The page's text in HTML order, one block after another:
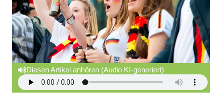
Diesen Artikel anhören (Audio KI-generiert)